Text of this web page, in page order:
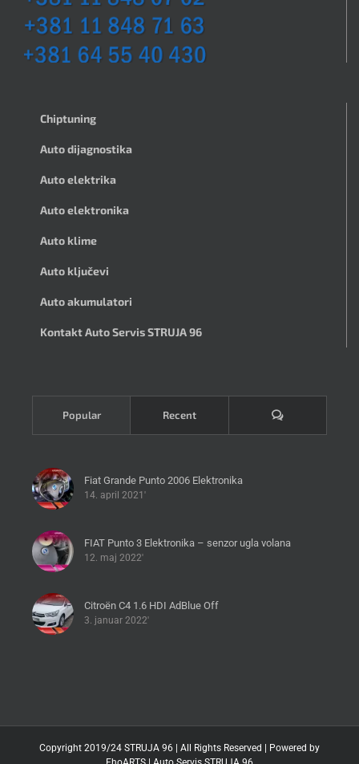
Chiptuning
Auto dijagnostika
Auto elektrika
Auto elektronika
Auto klime
Auto ključevi
Auto akumulatori
Kontakt Auto Servis STRUJA 96
Popular Recent Komentari
Fiat Grande Punto 2006 Elektronika
14. april 2021'
FIAT Punto 3 Elektronika – senzor ugla volana
12. maj 2022'
Citroën C4 1.6 HDI AdBlue Off
3. januar 2022'
Copyright 2019/24 STRUJA 96 | All Rights Reserved | Powered by